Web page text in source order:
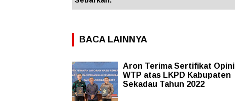
BACA LAINNYA
Aron Terima Sertifikat Opini
WTP atas LKPD Kabupaten
Sekadau Tahun 2022